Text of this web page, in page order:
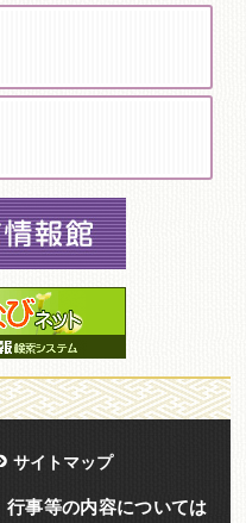
サイトマップ
事等の内容については